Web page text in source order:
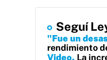
Seguí
"Fue un
rendimiento
Video La